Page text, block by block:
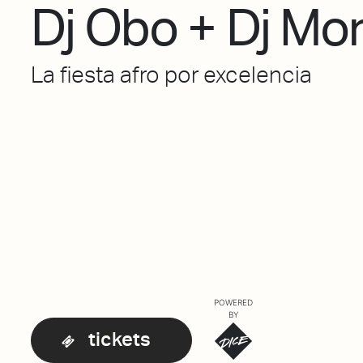
Dj Obo + Dj
La fiesta afro por excelencia
tickets
POWERED
BY